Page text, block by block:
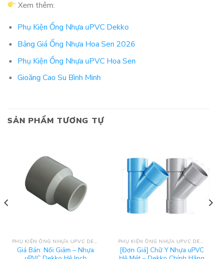
Xem thêm:
Phụ Kiện Ống Nhựa uPVC Dekko
Bảng Giá Ống Nhựa Hoa Sen 2026
Phụ Kiện Ống Nhựa uPVC Hoa Sen
Gioăng Cao Su Bình Minh
SẢN PHẨM TƯƠNG TỰ
PHỤ KIỆN ỐNG NHỰA UPVC DEKKO
Giá Bán: Nối Giảm – Nhựa
PHỤ KIỆN ỐNG NHỰA UPVC DEKKO
[Đơn Giá] Chữ Y Nhựa uPVC